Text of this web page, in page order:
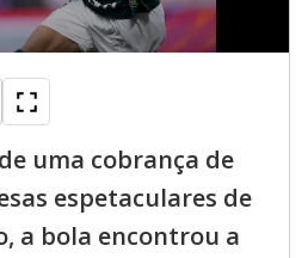
uma cobrança de
espetaculares de
a bola encontrou a